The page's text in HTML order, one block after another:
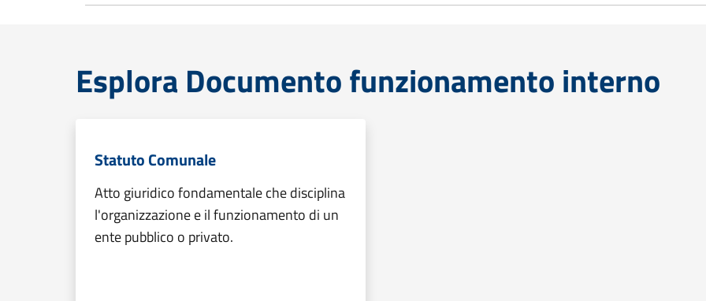
Esplora Documento funzionamento interno
Statuto Comunale
Atto giuridico fondamentale che disciplina
l'organizzazione e il funzionamento di un
ente pubblico o privato.